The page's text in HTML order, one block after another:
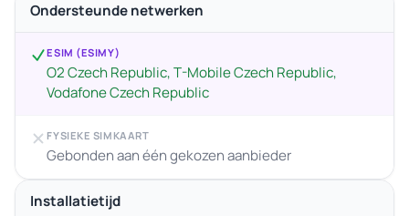
Ondersteunde netwerken
ESIM (ESIMY)
O2 Czech Republic, T-Mobile Czech Republic,
Vodafone Czech Republic
FYSIEKE SIMKAART
Gebonden aan één gekozen aanbieder
Installatietijd